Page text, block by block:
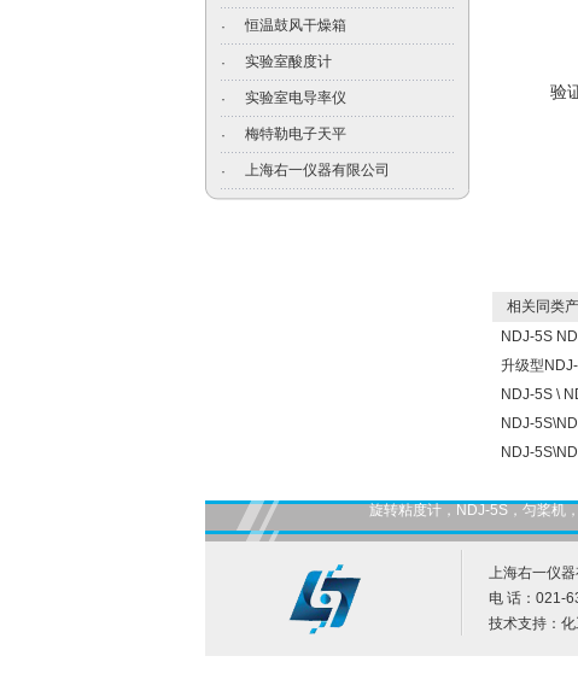
· 恒温鼓风干燥箱
· 实验室酸度计
· 实验室电导率仪
· 梅特勒电子天平
· 上海右一仪器有限公司
验
相关同类产
NDJ-5S
升级型
NDJ-5S \
NDJ-
NDJ-
旋转粘度计，NDJ-5S，匀桨机
上海右一仪
电 话：021-
技术支持： 化